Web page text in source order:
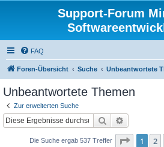
Support-Forum
FAQ
Foren-Übersicht Suche Unbeantwortete
Unbeantwortete Themen
Zur erweiterten Suche
Suche
Die Suche ergab 537 Treffer Seite 1
1 2